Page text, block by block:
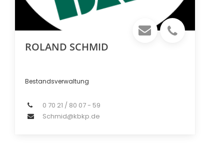
ROLAND SCHMID
Bestandsverwaltung
0 70 21 / 80 07 - 59
Schmid@kbkp.de